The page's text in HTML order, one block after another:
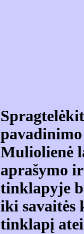
Spragtel
Muliolienė
aprašymo
tinklapyje
iki savaitės
tinklapį